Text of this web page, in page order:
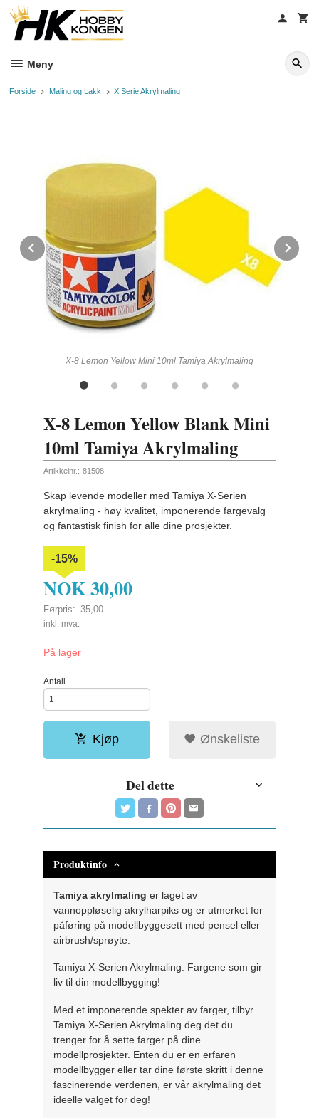
innholdet
Meny
Forside Maling og Lakk X Serie Akrylmaling
X-8 Lemon Yellow Mini 10ml Tamiya Akrylmaling
Prev
X-8 Lemon Yellow Blank Mini
10ml Tamiya Akrylmaling
Artikkelnr.: 81508
Skap levende modeller med Tamiya X-Serien
akrylmaling - høy kvalitet, imponerende fargevalg
og fantastisk finish for alle dine prosjekter.
NOK30,00
Førpris: 35,00
Rabatt
-15%
inkl. mva.
På lager
Antall
Kjøp Ønskeliste
Del dette
Produktinfo
Tamiya akrylmaling er laget av
vannoppløselig akrylharpiks og er utmerket for
påføring på modellbyggesett med pensel eller
airbrush/sprøyte.
Tamiya X-Serien Akrylmaling: Fargene som gir
liv til din modellbygging!
Med et imponerende spekter av farger, tilbyr
Tamiya X-Serien Akrylmaling deg det du
trenger for å sette farger på dine
modellprosjekter. Enten du er en erfaren
modellbygger eller tar dine første skritt i denne
fascinerende verdenen, er vår akrylmaling det
ideelle valget for deg!